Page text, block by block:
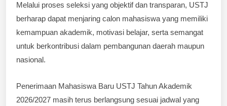
Melalui proses seleksi yang objektif dan transparan, USTJ
berharap dapat menjaring calon mahasiswa yang memiliki
kemampuan akademik, motivasi belajar, serta semangat
untuk berkontribusi dalam pembangunan daerah maupun
nasional.
Penerimaan Mahasiswa Baru USTJ Tahun Akademik
2026/2027 masih terus berlangsung sesuai jadwal yang